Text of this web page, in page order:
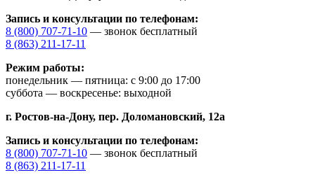
Запись и консультации по телефонам:
8 (800) 707-71-10 — звонок бесплатный
8 (863) 211-17-11
Режим работы:
понедельник — пятница: с 9:00 до 17:00
суббота — воскресенье: выходной
г. Ростов-на-Дону, пер. Доломановский, 12а
Запись и консультации по телефонам:
8 (800) 707-71-10 — звонок бесплатный
8 (863) 211-17-11